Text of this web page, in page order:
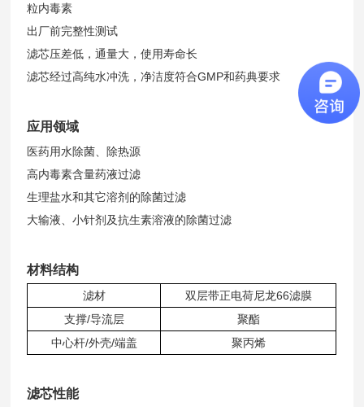
粒内毒素
出厂前完整性测试
滤芯压差低，通量大，使用寿命长
滤芯经过高纯水冲洗，净洁度符合GMP和药典要求
应用领域
医药用水除菌、除热源
高内毒素含量药液过滤
生理盐水和其它溶剂的除菌过滤
大输液、小针剂及抗生素溶液的除菌过滤
材料结构
滤材
双层带正电荷尼龙66滤膜
支撑/导流层
聚酯
中心杆/外壳/端盖
聚丙烯
滤芯性能